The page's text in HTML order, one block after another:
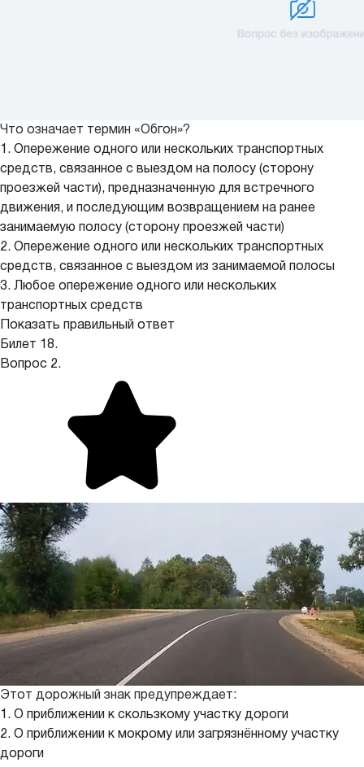
Что означает термин «Обгон»?
1. Опережение одного или нескольких транспортных
средств, связанное с выездом на полосу (сторону
проезжей части), предназначенную для встречного
движения, и последующим возвращением на ранее
занимаемую полосу (сторону проезжей части)
2. Опережение одного или нескольких транспортных
средств, связанное с выездом из занимаемой полосы
3. Любое опережение одного или нескольких
транспортных средств
Показать правильный ответ
Билет 18.
Вопрос 2.
Этот дорожный знак предупреждает:
1. О приближении к скользкому участку дороги
2. О приближении к мокрому или загрязнённому участку
дороги